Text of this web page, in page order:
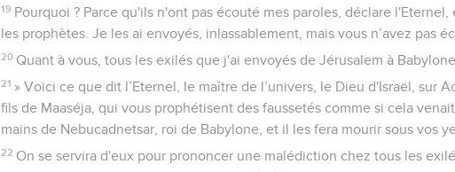
19 Pourquoi ? Parce qu'ils n'ont pas écouté mes paroles, déclare
les prophètes. Je les ai envoyés, inlassablement, mais vous n’avez pas
20 Quant à vous, tous les exilés que j'ai envoyés de Jérusalem à
21 » Voici ce que dit l’Eternel, le maître de l’univers, le Dieu d'Israël, sur
fils de Maaséja, qui vous prophétisent des faussetés comme si cela
mains de Nebucadnetsar, roi de Babylone, et il les fera mourir sous vos
22 On se servira d'eux pour prononcer une malédiction chez tous les